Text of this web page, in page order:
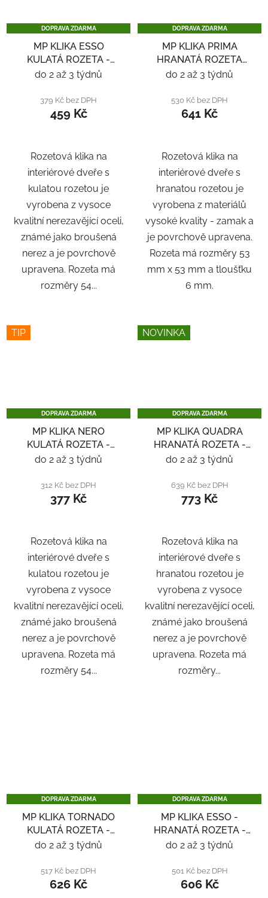
DOPRAVA ZDARMA
MP KLIKA ESSO
KULATÁ ROZETA -
NEREZ
do 2 až 3 týdnů
379 Kč bez DPH
459 Kč
Rozetová klika na
interiérové ​​dveře s
kulatou rozetou je
vyrobena z vysoce
kvalitní nerezavějící oceli,
známé jako broušená
nerez a je povrchově
upravena. Rozeta má
rozměry 54...
DOPRAVA ZDARMA
MP KLIKA PRIMA
HRANATÁ ROZETA
SQ6 - ČERNÁ
do 2 až 3 týdnů
530 Kč bez DPH
641 Kč
Rozetová klika na
interiérové ​​dveře s
hranatou rozetou je
vyrobena z materiálů
vysoké kvality - zamak a
je povrchově upravena.
Rozeta má rozměry 53
mm x 53 mm a tloušťku
6 mm.
TIP
DOPRAVA ZDARMA
MP KLIKA NERO
KULATÁ ROZETA -
NEREZ
do 2 až 3 týdnů
312 Kč bez DPH
377 Kč
Rozetová klika na
interiérové ​​dveře s
kulatou rozetou je
vyrobena z vysoce
kvalitní nerezavějící oceli,
známé jako broušená
nerez a je povrchově
upravena. Rozeta má
rozměry 54...
NOVINKA
DOPRAVA ZDARMA
MP KLIKA QUADRA
HRANATÁ ROZETA -
NEREZ
do 2 až 3 týdnů
639 Kč bez DPH
773 Kč
Rozetová klika na
interiérové ​​dveře s
hranatou rozetou je
vyrobena z vysoce
kvalitní nerezavějící oceli,
známé jako broušená
nerez a je povrchově
upravena. Rozeta má
rozměry...
DOPRAVA ZDARMA
MP KLIKA TORNADO
KULATÁ ROZETA -
NEREZ
do 2 až 3 týdnů
517 Kč bez DPH
626 Kč
DOPRAVA ZDARMA
MP KLIKA ESSO -
HRANATÁ ROZETA -
NEREZ
do 2 až 3 týdnů
501 Kč bez DPH
606 Kč